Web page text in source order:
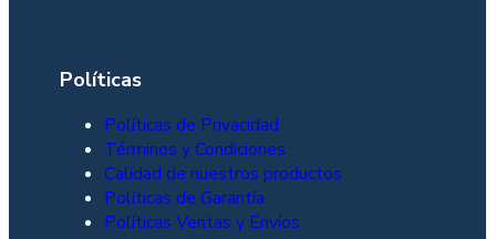
Políticas
Políticas de Privacidad
Términos y Condiciones
Calidad de nuestros productos
Políticas de Garantía
Políticas Ventas y Envíos